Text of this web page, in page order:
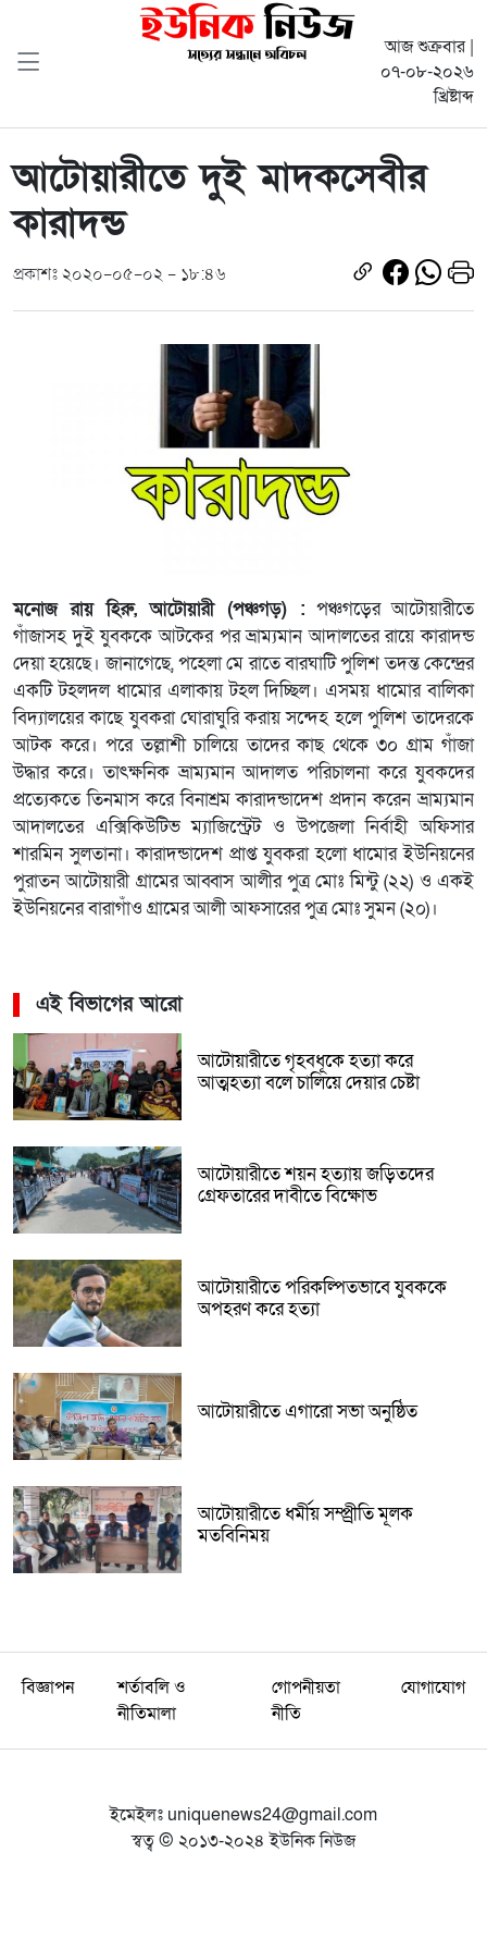
আজ শুক্রবার |
০৭-০৮-২০২৬
খ্রিষ্টাব্দ
আটোয়ারীতে দুই মাদকসেবীর
কারাদন্ড
প্রকাশঃ ২০২০-০৫-০২ - ১৮:৪৬
মনোজ রায় হিরু, আটোয়ারী (পঞ্চগড়) : পঞ্চগড়ের আটোয়ারীতে
গাঁজাসহ দুই যুবককে আটকের পর ভ্রাম্যমান আদালতের রায়ে কারাদন্ড
দেয়া হয়েছে। জানাগেছে, পহেলা মে রাতে বারঘাটি পুলিশ তদন্ত কেন্দ্রের
একটি টহলদল ধামোর এলাকায় টহল দিচ্ছিল। এসময় ধামোর বালিকা
বিদ্যালয়ের কাছে যুবকরা ঘোরাঘুরি করায় সন্দেহ হলে পুলিশ তাদেরকে
আটক করে। পরে তল্লাশী চালিয়ে তাদের কাছ থেকে ৩০ গ্রাম গাঁজা
উদ্ধার করে। তাৎক্ষনিক ভ্রাম্যমান আদালত পরিচালনা করে যুবকদের
প্রত্যেকতে তিনমাস করে বিনাশ্রম কারাদন্ডাদেশ প্রদান করেন ভ্রাম্যমান
আদালতের এক্সিকিউটিভ ম্যাজিস্ট্রেট ও উপজেলা নির্বাহী অফিসার
শারমিন সুলতানা। কারাদন্ডাদেশ প্রাপ্ত যুবকরা হলো ধামোর ইউনিয়নের
পুরাতন আটোয়ারী গ্রামের আব্বাস আলীর পুত্র মোঃ মিন্টু (২২) ও একই
ইউনিয়নের বারাগাঁও গ্রামের আলী আফসারের পুত্র মোঃ সুমন (২০)।
এই বিভাগের আরো
আটোয়ারীতে গৃহবধূকে হত্যা করে
আত্মহত্যা বলে চালিয়ে দেয়ার চেষ্টা
আটোয়ারীতে শয়ন হত্যায় জড়িতদের
গ্রেফতারের দাবীতে বিক্ষোভ
আটোয়ারীতে পরিকল্পিতভাবে যুবককে
অপহরণ করে হত্যা
আটোয়ারীতে এগারো সভা অনুষ্ঠিত
আটোয়ারীতে ধর্মীয় সম্প্র্রীতি মূলক
মতবিনিময়
বিজ্ঞাপন
শর্তাবলি ও
নীতিমালা
গোপনীয়তা
নীতি
যোগাযোগ
ইমেইলঃ uniquenews24@gmail.com
স্বত্ব © ২০১৩-২০২৪ ইউনিক নিউজ